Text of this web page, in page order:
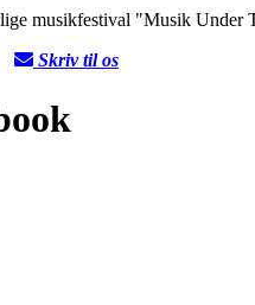
musikfestival "Musik Under
Skriv til os